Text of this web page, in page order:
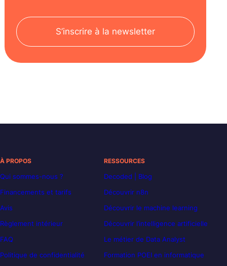
S’inscrire à la newsletter
À PROPOS
Qui sommes-nous ?
Financements et tarifs
Avis
Règlement intérieur
FAQ
Politique de confidentialité
RESSOURCES
Decoded | Blog
Découvrir n8n
Découvrir le machine learning
Découvrir l’intelligence artificielle
Le métier de Data Analyst
Formation POEI en informatique